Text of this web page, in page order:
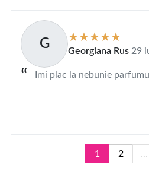
G Georgiana Rus 29
Imi plac la nebunie
1 2 ...